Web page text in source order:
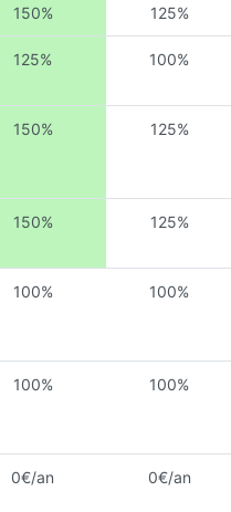
150% 125%
125% 100%
150% 125%
150% 125%
100% 100%
100% 100%
0€/an 0€/an